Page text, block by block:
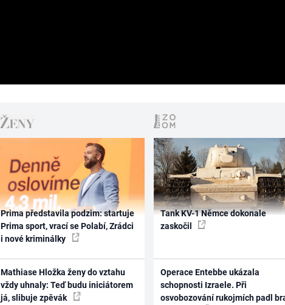
Prima představila podzim: startuje
Prima sport, vrací se Polabí, Zrádci
i nové kriminálky
Mathiase Hložka ženy do vztahu
vždy uhnaly: Teď budu iniciátorem
já, slibuje zpěvák
Tank KV-1 Němce dokonale
zaskočil
Operace Entebbe ukázala
schopnosti Izraele. Při
osvobozování rukojmích padl